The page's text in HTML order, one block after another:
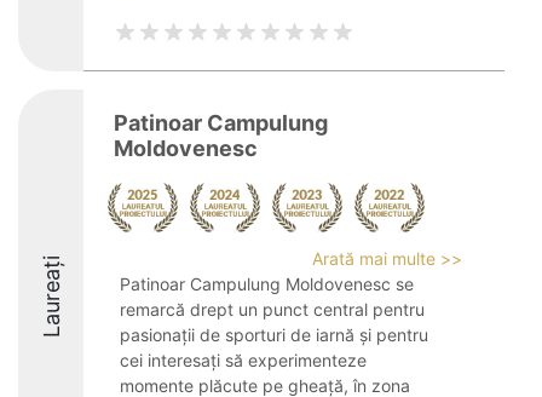
Laureați
Patinoar Campulung
Moldovenesc
Arată mai multe >>
Patinoar Campulung Moldovenesc se
remarcă drept un punct central pentru
pasionații de sporturi de iarnă și pentru
cei interesați să experimenteze
momente plăcute pe gheață, în zona